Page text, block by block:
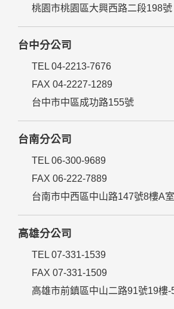
桃園市桃園區大興西路二段198號
台中分公司
TEL 04-2213-7676
FAX 04-2227-1289
台中市中區成功路155號
台南分公司
TEL 06-300-9689
FAX 06-222-7889
台南市中西區中山路147號8樓A室
高雄分公司
TEL 07-331-1539
FAX 07-331-1509
高雄市前鎮區中山二路91號19樓-